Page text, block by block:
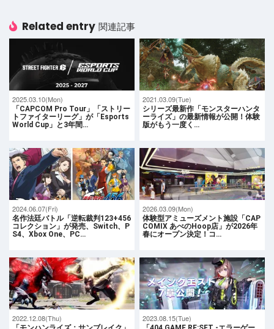
Related entry 関連記事
2025.03.10(Mon)
「CAPCOM Pro Tour」「ストリー
トファイターリーグ」が「Esports
World Cup」と3年間…
2021.03.09(Tue)
シリーズ最新作「モンスターハンタ
ーライズ」の最新情報が公開！体験
版がもう一度く…
2024.06.07(Fri)
名作法廷バトル「逆転裁判123+456
コレクション」が発売、Switch、P
S4、Xbox One、PC…
2026.03.09(Mon)
体験型アミューズメント施設「CAP
COMIX あべのHoop店」が2026年
春にオープン決定！コ…
2022.12.08(Thu) 2023.08.15(Tue)